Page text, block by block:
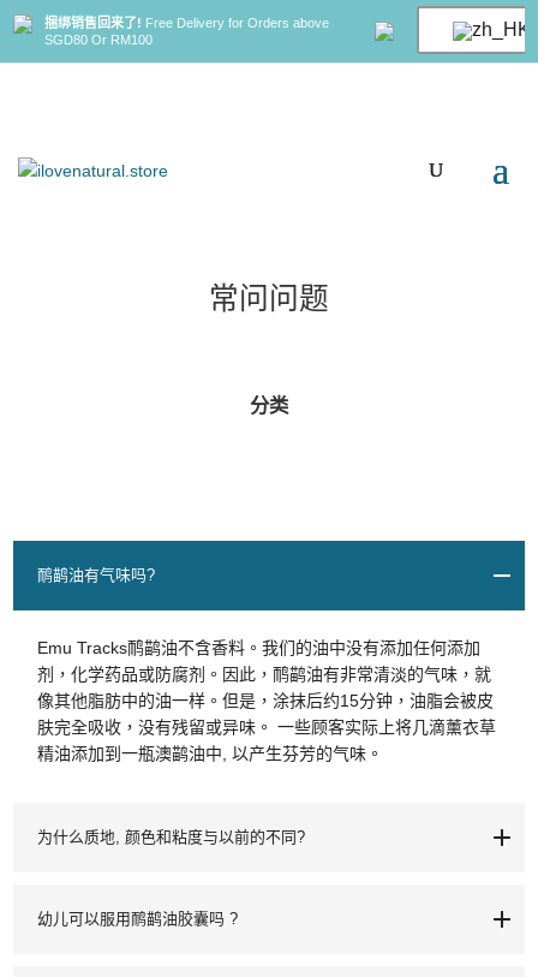
捆绑销售回来了! Free Delivery for Orders above
SGD80 Or RM100
常问问题
分类
鸸鹋油有气味吗?
Emu Tracks鸸鹋油不含香料。我们的油中没有添加任何添加
剂，化学药品或防腐剂。因此，鸸鹋油有非常清淡的气味，就
像其他脂肪中的油一样。但是，涂抹后约15分钟，油脂会被皮
肤完全吸收，没有残留或异味。 一些顾客实际上将几滴薰衣草
精油添加到一瓶澳鹋油中, 以产生芬芳的气味。
为什么质地, 颜色和粘度与以前的不同?
幼儿可以服用鸸鹋油胶囊吗 ?